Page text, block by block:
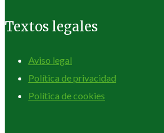
Textos legales
Aviso legal
Política de privacidad
Política de cookies